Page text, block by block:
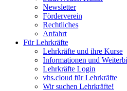
Newsletter
Förderverein
Rechtliches
Anfahrt
Für Lehrkräfte
Lehrkräfte und ihre Kurse
Informationen und
Lehrkräfte Login
vhs.cloud für Lehrkräfte
Wir suchen Lehrkräfte!